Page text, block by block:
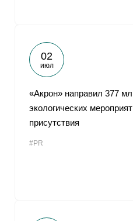
02
июл
«Акрон» направил 377
экологических
присутствия
#PR